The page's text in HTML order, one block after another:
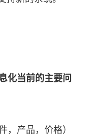
化当前的主要问
，产品，价格）